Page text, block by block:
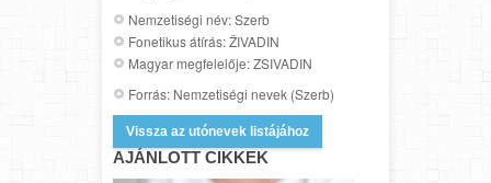
Nemzetiségi név: Szerb
Fonetikus átírás: ŽIVADIN
Magyar megfelelője: ZSIVADIN
Forrás: Nemzetiségi nevek (Szerb)
Vissza az utónevek listájához
AJÁNLOTT CIKKEK